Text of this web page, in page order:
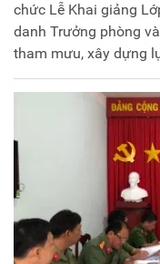
chức Lễ Khai giảng
danh Trưởng phòng
tham mưu, xây dựng
chí Trung tướng,
Chính trị Công an
Khai giảng có các
trưởng Cục Đào tạo;
của Học viện và Cục
hai khóa học.